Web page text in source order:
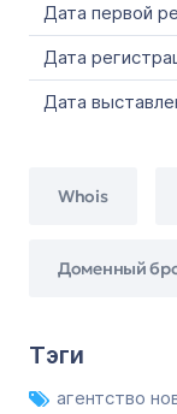
Дата первой
Дата
Дата
Whois
Доменный
Тэги
агентство